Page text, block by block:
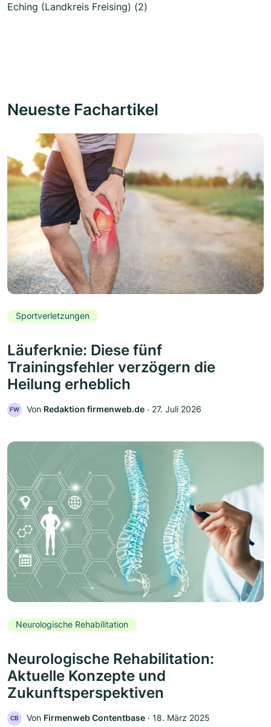
Eching (Landkreis Freising) (2)
Neueste Fachartikel
Sportverletzungen
Läuferknie: Diese fünf
Trainingsfehler verzögern die
Heilung erheblich
FW Von Redaktion firmenweb.de ‧ 27. Juli 2026
Neurologische Rehabilitation
Neurologische Rehabilitation:
Aktuelle Konzepte und
Zukunftsperspektiven
CB Von Firmenweb Contentbase ‧ 18. März 2025